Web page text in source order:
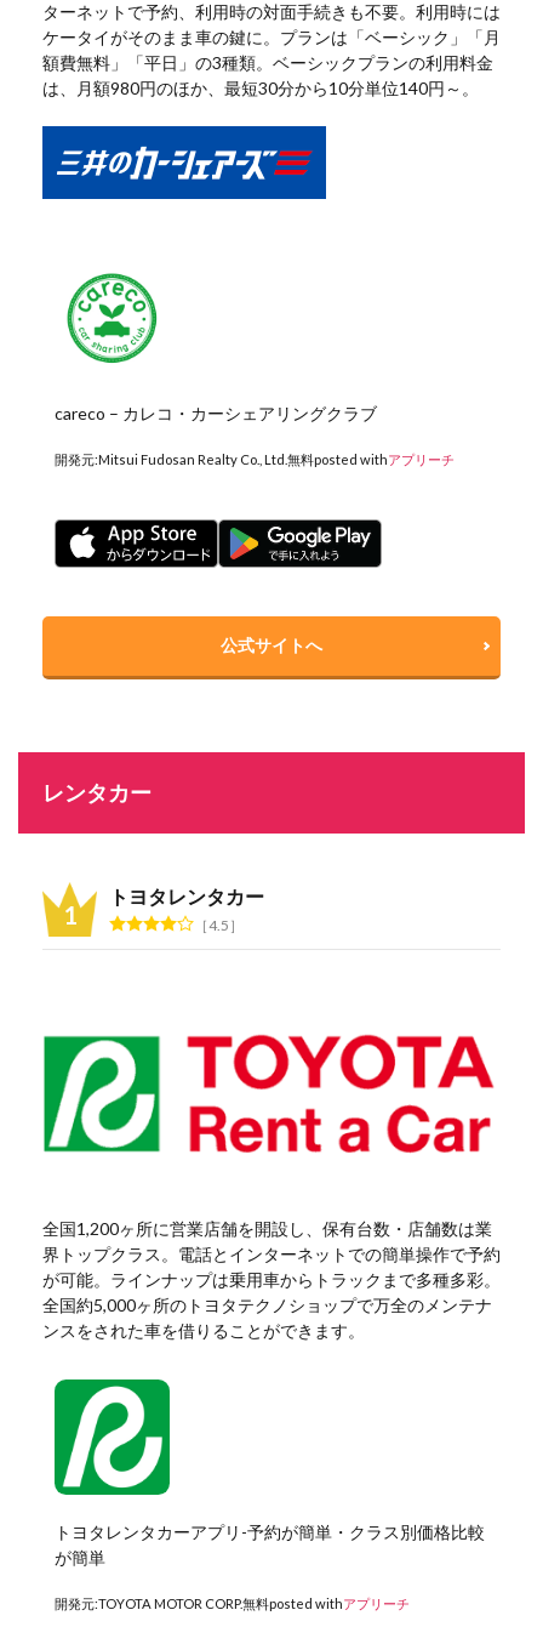
ターネットで予約、利用時の対面手続きも不要。利用時には
ケータイがそのまま車の鍵に。プランは「ベーシック」「月
額費無料」「平日」の3種類。ベーシックプランの利用料金
は、月額980円のほか、最短30分から10分単位140円～。
careco – カレコ・カーシェアリングクラブ
開発元:Mitsui Fudosan Realty Co., Ltd. 無料posted withアプリーチ
公式サイトへ
レンタカー
トヨタレンタカー
4.5
全国1,200ヶ所に営業店舗を開設し、保有台数・店舗数は業
界トップクラス。電話とインターネットでの簡単操作で予約
が可能。ラインナップは乗用車からトラックまで多種多彩。
全国約5,000ヶ所のトヨタテクノショップで万全のメンテナ
ンスをされた車を借りることができます。
トヨタレンタカーアプリ-予約が簡単・クラス別価格比較
が簡単
開発元:TOYOTA MOTOR CORP.無料posted withアプリーチ